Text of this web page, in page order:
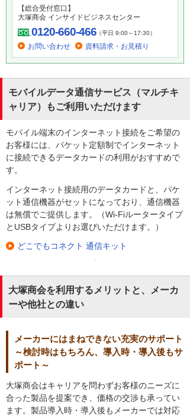
【総合受付窓口】
大塚商会 インサイドビジネスセンター
0120-660-466（平日 9:00～17:30）
お問い合わせ 資料請求・お見積り
モバイルデータ通信サービス（マルチキ
ャリア）もご利用いただけます
モバイル端末のインターネット接続をご希望の
お客様には、パケット定額制でインターネット
に接続できるデータカードの利用がおすすめで
す。
インターネット接続用のデータカードと、パケ
ット通信機器がセットになっており、通信機器
は無償でご提供します。（Wi-Fiルータータイプ
とUSBタイプよりお選びいただけます。）
どこでもコネクト 通信キット
大塚商会を利用するメリットと、メーカ
ーや他社との違い
メーカーにはまねできない充実のサポート
～検討時はもちろん、導入時・導入後もサ
ポート～
大塚商会はキャリアを問わずお客様のニーズに
合った製品を提案でき、価格の交渉も承ってい
ます。製品導入時・導入後もメーカーでは対応